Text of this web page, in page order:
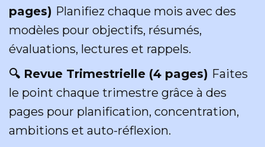
pages) Planifiez chaque mois avec des
modèles pour objectifs, résumés,
évaluations, lectures et rappels.
🔍 Revue Trimestrielle (4 pages) Faites
le point chaque trimestre grâce à des
pages pour planification, concentration,
ambitions et auto-réflexion.